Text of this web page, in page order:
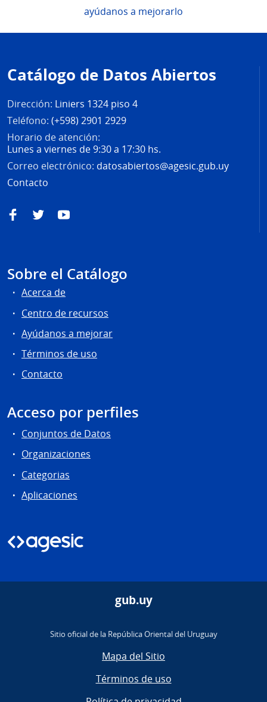
ayúdanos a mejorarlo
de
página
Catálogo de Datos Abiertos
Dirección: Liniers 1324 piso 4
Teléfono: (+598) 2901 2929
Horario de atención:
Lunes a viernes de 9:30 a 17:30 hs.
Correo electrónico: datosabiertos@agesic.gub.uy
Contacto
FacebookTwitterYouTube
Sobre el Catálogo
Acerca de
Centro de recursos
Ayúdanos a mejorar
Términos de uso
Contacto
Acceso por perfiles
Conjuntos de Datos
Organizaciones
Categorias
Aplicaciones
gub.uy
Sitio oficial de la República Oriental del Uruguay
Mapa del Sitio
Términos de uso